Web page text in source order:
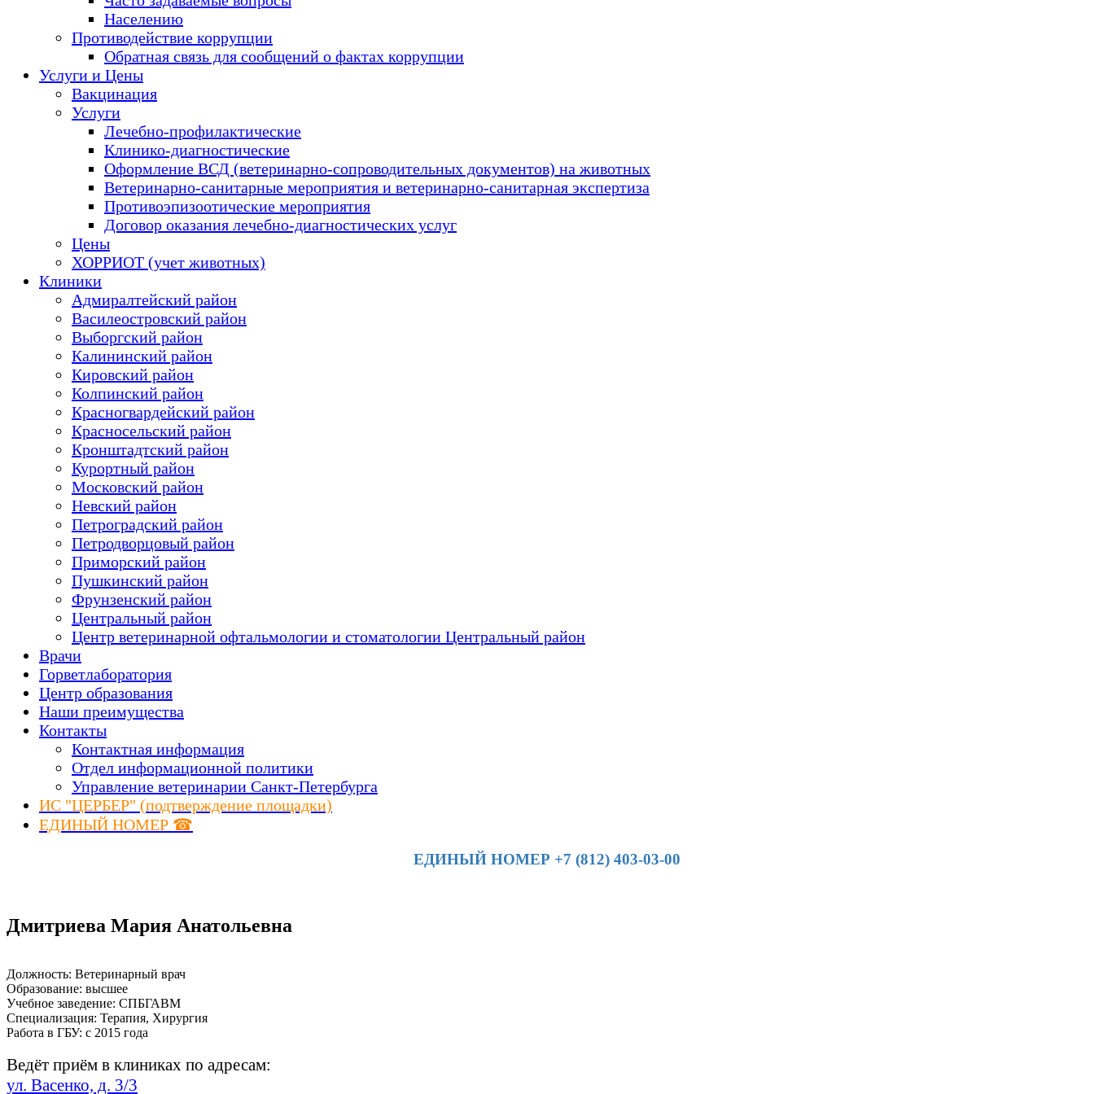
Населению
Противодействие коррупции
Обратная связь для сообщений о фактах коррупции
Услуги и Цены
Вакцинация
Услуги
Лечебно-профилактические
Клинико-диагностические
Оформление ВСД (ветеринарно-сопроводительных документов) на животных
Ветеринарно-санитарные мероприятия и ветеринарно-санитарная экспертиза
Противоэпизоотические мероприятия
Договор оказания лечебно-диагностических услуг
Цены
ХОРРИОТ (учет животных)
Клиники
Адмиралтейский район
Василеостровский район
Выборгский район
Калининский район
Кировский район
Колпинский район
Красногвардейский район
Красносельский район
Кронштадтский район
Курортный район
Московский район
Невский район
Петроградский район
Петродворцовый район
Приморский район
Пушкинский район
Фрунзенский район
Цeнтральный район
Центр ветеринарной офтальмологии и стоматологии Центральный район
Врачи
Горветлаборатория
Центр образования
Наши преимущества
Контакты
Контактная информация
Отдел информационной политики
Управление ветеринарии Санкт-Петербурга
ИС "ЦЕРБЕР" (подтверждение площадки)
ЕДИНЫЙ НОМЕР ☎
ЕДИНЫЙ НОМЕР +7 (812) 403-03-00
Дмитриева Мария Анатольевна
Должность: Ветеринарный врач
Образование: высшее
Учебное заведение: СПБГАВМ
Специализация: Терапия, Хирургия
Работа в ГБУ: с 2015 года
Ведёт приём в клиниках по адресам:
ул. Васенко, д. 3/3